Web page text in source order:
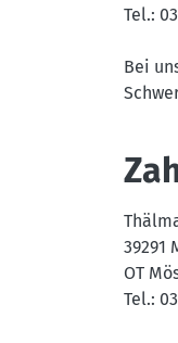
Tel.:
Bei
39291
OT
Tel.: